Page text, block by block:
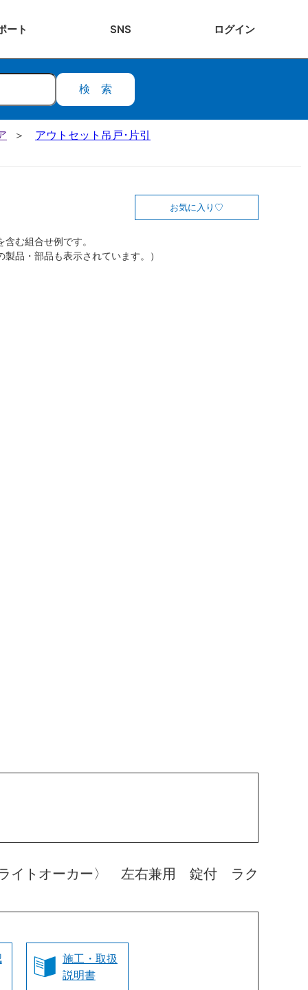
ート SNS ログイン
検索
アウトセット吊戸･片引
お気に入り
む組合せ例です。
製品・部品も表示されています。）
イトオーカー〉 左右兼用 錠付 ラク
施工・取扱
説明書